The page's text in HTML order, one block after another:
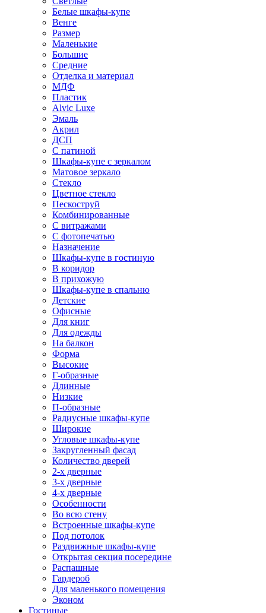
Белые шкафы-купе
Венге
Размер
Маленькие
Большие
Средние
Отделка и материал
МДФ
Пластик
Alvic Luxe
Эмаль
Акрил
ДСП
С патиной
Шкафы-купе с зеркалом
Матовое зеркало
Стекло
Цветное стекло
Пескоструй
Комбинированные
С витражами
С фотопечатью
Назначение
Шкафы-купе в гостиную
В коридор
В прихожую
Шкафы-купе в спальню
Детские
Офисные
Для книг
Для одежды
На балкон
Форма
Высокие
Г-образные
Длинные
Низкие
П-образные
Радиусные шкафы-купе
Широкие
Угловые шкафы-купе
Закругленный фасад
Количество дверей
2-х дверные
3-х дверные
4-х дверные
Особенности
Во всю стену
Встроенные шкафы-купе
Под потолок
Раздвижные шкафы-купе
Открытая секция посередине
Распашные
Гардероб
Для маленького помещения
Эконом
Гостиные